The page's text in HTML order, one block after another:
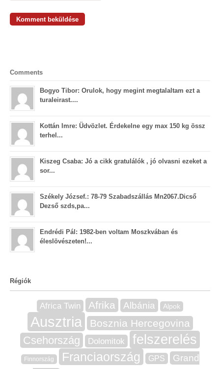
Comments
Bogyo Tibor: Orulok, hogy megint megtalaltam ezt a
turaleirast....
Kottán Imre: Üdvözlet. Érdekelne egy max 150 kg össz
terhel...
Kiszeg Csaba: Jó a cikk gratulálók , jó olvasni ezeket a
sor...
Székely József.: 78-79 Szabadszállás Mn2067.Dicső
Dezső szds,pa...
Endrédi Pál: 1982-ben voltam Moszkvában és
éleslövészeten!...
Régiók
Africa Twin Afrika Albánia Alpok
Ausztria Bosznia Hercegovina
Csehország Dolomitok felszerelés
Finnország Franciaország GPS
Grand